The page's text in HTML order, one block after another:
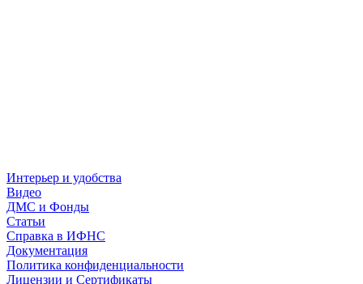
Интерьер и удобства
Видео
ДМС и Фонды
Статьи
Справка в ИФНС
Документация
Политика конфиденциальности
Лицензии и Сертификаты